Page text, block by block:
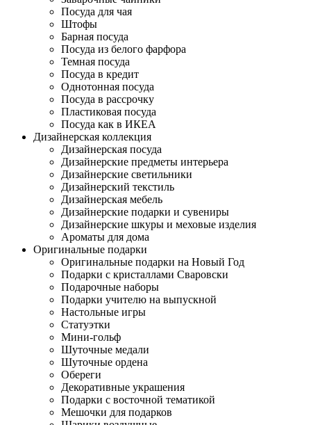
Посуда для чая
Штофы
Барная посуда
Посуда из белого фарфора
Темная посуда
Посуда в кредит
Однотонная посуда
Посуда в рассрочку
Пластиковая посуда
Посуда как в ИКЕА
Дизайнерская коллекция
Дизайнерская посуда
Дизайнерские предметы интерьера
Дизайнерские светильники
Дизайнерский текстиль
Дизайнерская мебель
Дизайнерские подарки и сувениры
Дизайнерские шкуры и меховые изделия
Ароматы для дома
Оригинальные подарки
Оригинальные подарки на Новый Год
Подарки с кристаллами Сваровски
Подарочные наборы
Подарки учителю на выпускной
Настольные игры
Статуэтки
Мини-гольф
Шуточные медали
Шуточные ордена
Обереги
Декоративные украшения
Подарки с восточной тематикой
Мешочки для подарков